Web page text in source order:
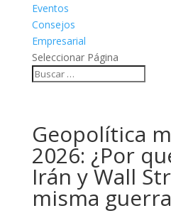
Eventos
Consejos
Empresarial
Seleccionar Página
Geopolítica
2026: ¿Por
Irán y Wall
misma